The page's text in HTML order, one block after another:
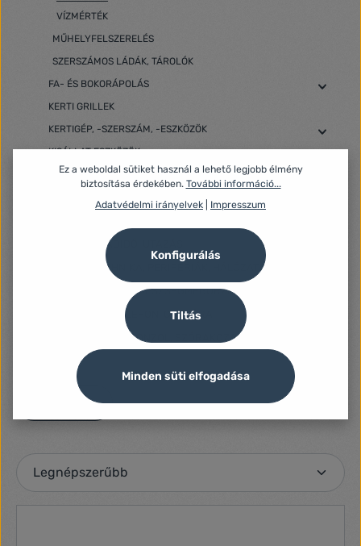
VÍZMÉRTÉK
MŰHELYFELSZERELÉS
SZERSZÁMOS LÁDÁK, TÁROLÓK
FA- ÉS BOKORÁPOLÁS
KERTI GRILLEK
KERTIGÉP, -SZERSZÁM, -ESZKÖZÖK
KISÁLLAT ESZKÖZÖK
ÖNTÖZÉS
LAPTOPOK, ASZTALI SZÁMÍTÓGÉPEK, SZERVEREK
SPORT, SZABADIDŐ, UTAZÁS
SZÁMÍTÁSTECHNIKA, PERIFÉRIÁK, HÁLÓZAT, UPS
SZÉPSÉGÁPOLÁS, EGÉSZSÉGMEGŐRZÉS, HIGIÉNIA
TABLET, MOBILTELEFON, OKOSÓRA
TELEVÍZIÓ, JÁTÉKKONZOL, SZÓRAKOZÁS
Szűrő
Ez a weboldal sütiket használ a lehető legjobb élmény
biztosítása érdekében. További információ...
Adatvédelmi irányelvek
Impresszum
Tiltás
Konfigurálás
Minden süti elfogadása